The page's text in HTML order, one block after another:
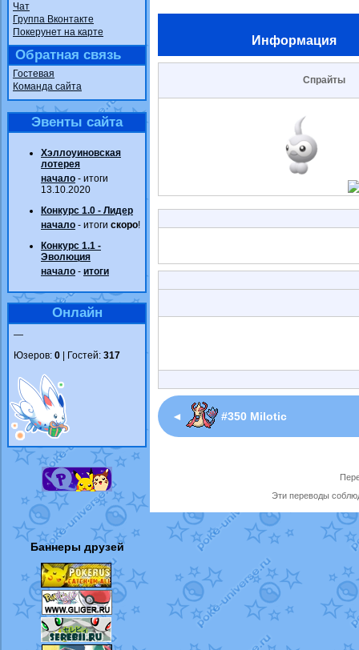
Чат
Группа Вконтакте
Покерунет на карте
Обратная связь
Гостевая
Команда сайта
Эвенты сайта
Хэллоуиновская
лотерея
начало - итоги
13.10.2020
Конкурс 1.0 - Лидер
начало - итоги скоро!
Конкурс 1.1 -
Эволюция
начало - итоги
Онлайн
—
Юзеров: 0 | Гостей: 317
Баннеры друзей
Информация
Спрайты
◄ #350 Milotic
Эти переводы